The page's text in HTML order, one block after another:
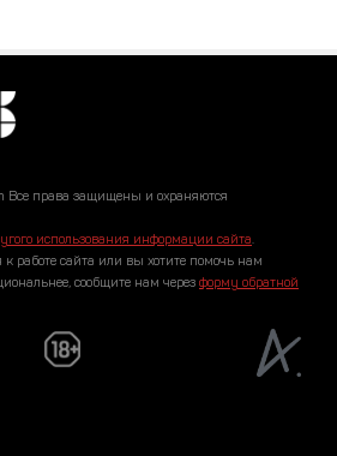
Все права защищены и охраняются
использования информации сайта.
к работе сайта или вы хотите помочь нам
сообщите нам через форму обратной